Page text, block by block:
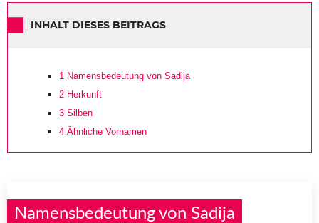
INHALT DIESES BEITRAGS
1 Namensbedeutung von Sadija
2 Herkunft
3 Silben
4 Ähnliche Vornamen
Namensbedeutung von Sadija